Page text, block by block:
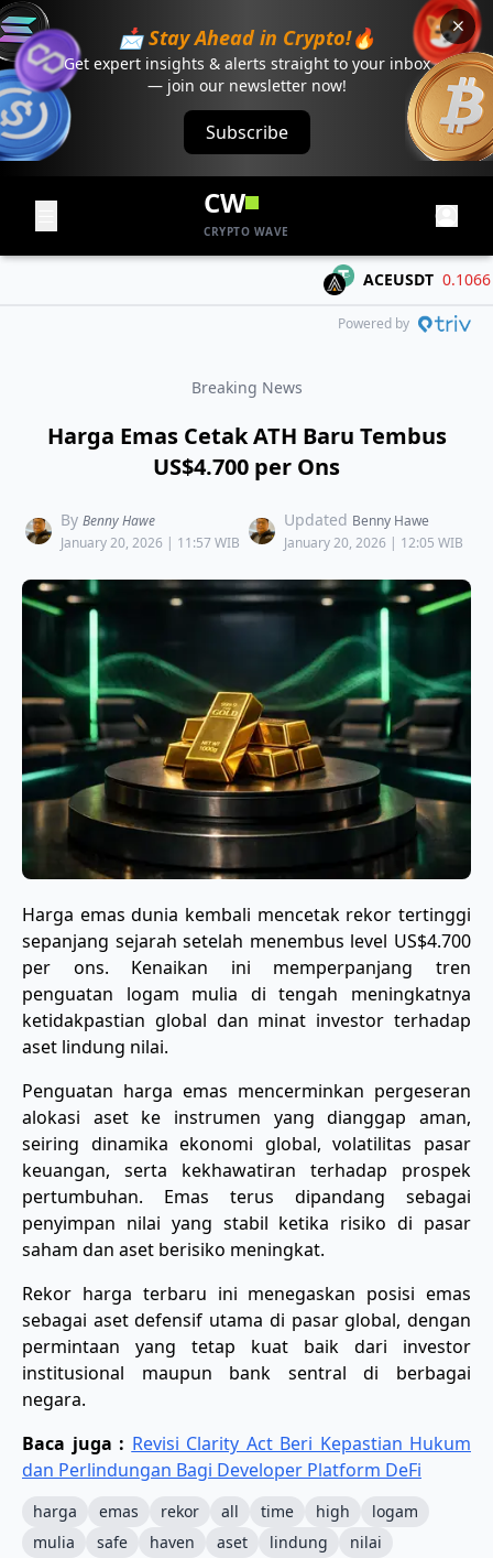
📩 Stay Ahead in Crypto!🔥
Get expert insights & alerts straight to your inbox
— join our newsletter now!
Subscribe
CW
CRYPTO WAVE
ACEUSDT 0.1066 -
Powered by
Breaking News
Harga Emas Cetak ATH Baru Tembus
US$4.700 per Ons
By Benny Hawe
January 20, 2026 | 11:57 WIB
Updated Benny Hawe
January 20, 2026 | 12:05 WIB
Harga emas dunia kembali mencetak rekor tertinggi
sepanjang sejarah setelah menembus level US$4.700
per ons. Kenaikan ini memperpanjang tren
penguatan logam mulia di tengah meningkatnya
ketidakpastian global dan minat investor terhadap
aset lindung nilai.
Penguatan harga emas mencerminkan pergeseran
alokasi aset ke instrumen yang dianggap aman,
seiring dinamika ekonomi global, volatilitas pasar
keuangan, serta kekhawatiran terhadap prospek
pertumbuhan. Emas terus dipandang sebagai
penyimpan nilai yang stabil ketika risiko di pasar
saham dan aset berisiko meningkat.
Rekor harga terbaru ini menegaskan posisi emas
sebagai aset defensif utama di pasar global, dengan
permintaan yang tetap kuat baik dari investor
institusional maupun bank sentral di berbagai
negara.
Baca juga : Revisi Clarity Act Beri Kepastian Hukum
dan Perlindungan Bagi Developer Platform DeFi
harga emas rekor all time high
logam
mulia
safe haven aset lindung nilai